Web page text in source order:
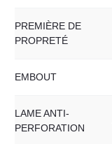
PREMIÈRE DE
PROPRETÉ
EMBOUT
LAME ANTI-
PERFORATION